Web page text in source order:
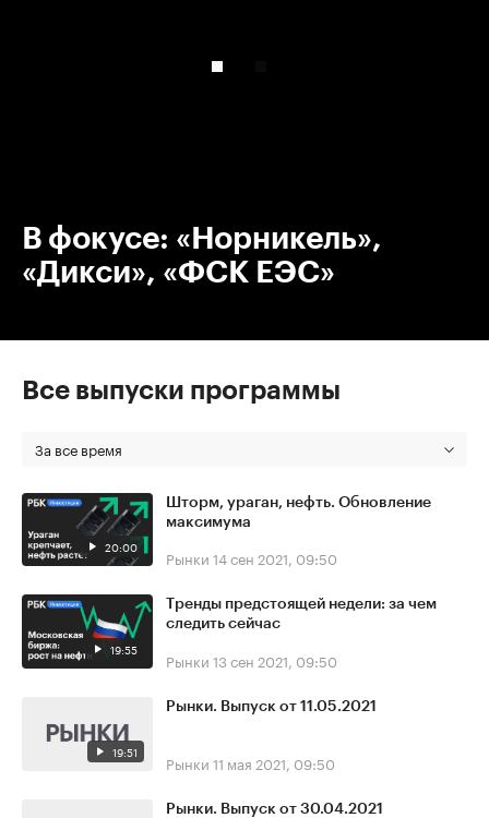
В фокусе: «Норникель»,
«Дикси», «ФСК ЕЭС»
Все выпуски программы
За все время
20:00
Шторм, ураган, нефть. Обновление
максимума
Рынки 14 сен 2021, 09:50
19:55
Тренды предстоящей недели: за чем
следить сейчас
Рынки 13 сен 2021, 09:50
19:51
Рынки. Выпуск от 11.05.2021
Рынки 11 мая 2021, 09:50
Рынки. Выпуск от 30.04.2021